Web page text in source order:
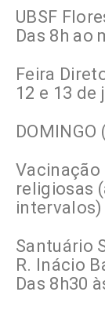
UBSF
Das 8h ao
Feira
12 e 13 de
DOMINGO
Vacinação
religiosas
intervalos)
Santuário
R. Inácio
Das 8h30